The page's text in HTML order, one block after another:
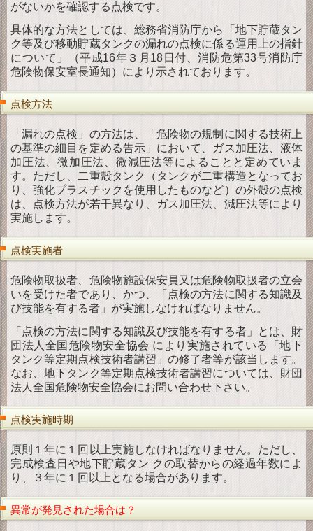
がないかを確認する点検です。
具体的な方法としては、総務省消防庁から「地下貯蔵タン
ク等及び移動貯蔵タンクの漏れの点検に係る運用上の指針
について」（平成16年３月18日付、消防危第33号消防庁
危険物保安室長通知）により示されております。
点検方法
「漏れの点検」の方法は、「危険物の規制に関する技術上
の基準の細目を定める告示」において、ガス加圧法、液体
加圧法、微加圧法、微減圧法等によることと定めていま
す。ただし、二重殻タンク（タンクが二重構造となってお
り、強化プラスチックを使用したものなど）の外殻の点検
は、点検方法が若干異なり、ガス加圧法、減圧法等により
実施します。
点検実施者
危険物取扱者、危険物施設保安員又は危険物取扱者の立会
いを受けた者であり、かつ、「点検の方法に関する知識及
び技能を有する者」が実施しなければなりません。
「点検の方法に関する知識及び技能を有する者」とは、財
団法人全国危険物安全協会 により実施されている「地下
タンク等定期点検技術者講習」の修了者等が該当します。
なお、地下タンク等定期点検技術者講習については、財団
法人全国危険物安全協会にお問い合わせ下さい。
点検実施時期
原則１年に１回以上実施しなければなりません。ただし、
完成検査日や地下貯蔵タン クの取替からの経過年数によ
り、３年に１回以上となる場合があります。
異常が発見された場合は？